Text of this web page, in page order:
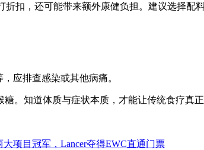
折扣，还可能带来额外康健负担。建议选择
应排查感染或其他病痛。
。知道体质与症状本质，才能让传统食疗真
大项目冠军，Lancer夺得EWC直通门票